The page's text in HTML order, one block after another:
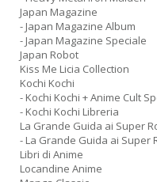
Japan Magazine
- Japan Magazine Album
- Japan Magazine Speciale
Japan Robot
Kiss Me Licia Collection
Kochi Kochi
- Kochi Kochi + Anime Cult
- Kochi Kochi Libreria
La Grande Guida ai Super
- La Grande Guida ai Super
Libri di Anime
Locandine Anime